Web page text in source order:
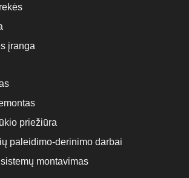
įranga
priežiūra
paleidimo-derinimo darbai
montavimas